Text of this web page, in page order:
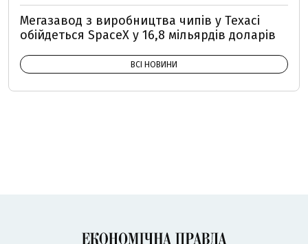
Мегазавод з виробництва чипів у Техасі
обійдеться SpaceX у 16,8 мільярдів доларів
ВСІ НОВИНИ